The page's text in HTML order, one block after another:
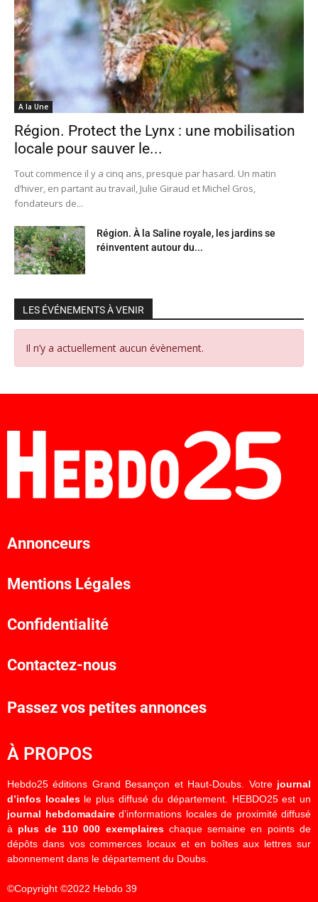
A la Une
Région. Protect the Lynx : une mobilisation
locale pour sauver le...
Tout commence il y a cinq ans, presque par hasard. Un matin
d’hiver, en partant au travail, Julie Giraud et Michel Gros,
fondateurs de...
Région. À la Saline royale, les jardins se
réinventent autour du...
LES ÉVÉNEMENTS À VENIR
Il n’y a actuellement aucun évènement.
Annonceurs
Mentions Légales
Confidentialité
Contactez-nous
Passez vos petites annonces
À PROPOS
Hebdo25 éditions Grand Besançon et Haut-Doubs. Votre journal
d’infos localesle plus diffusé du département. HEBDO25 est un
journal hebdomadaired’informations locales de proximité diffusé
à plus de 110 000 exemplaireschaque semaine en points de
dépôts dans vos commerces locaux et en boîtes aux lettres sur
abonnement dans le département du Doubs.
©Copyright ©2022 Hebdo 39